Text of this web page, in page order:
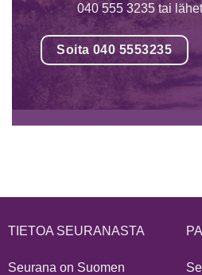
040 555 3235 tai
Soita 040 5553235
TIETOA SEURANASTA
Seurana on Suomen